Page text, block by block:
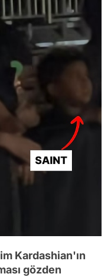
Kardashian'ın
gözden